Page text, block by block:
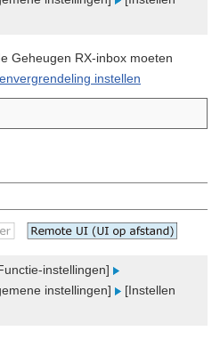
Geheugen RX-inbox moeten
instellen
instellingen]
instellingen]
[Instellen